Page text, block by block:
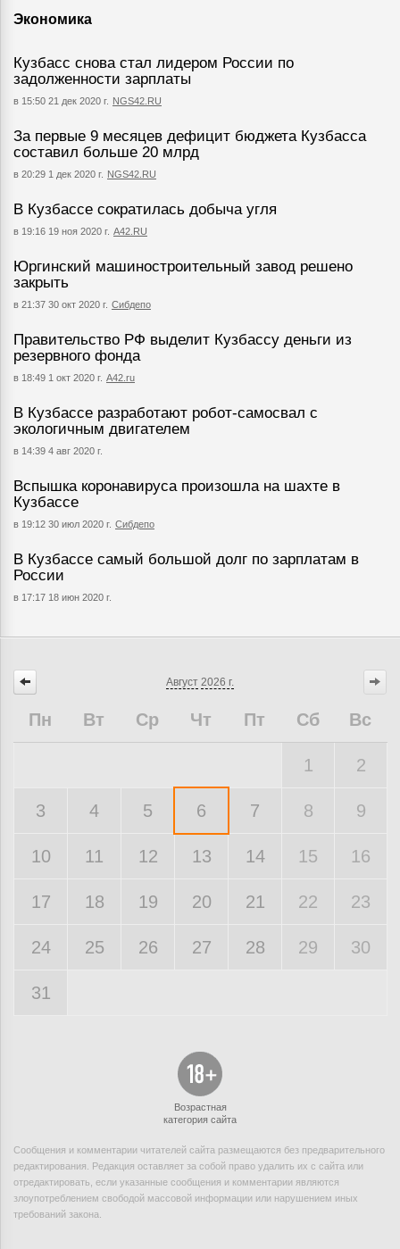
Экономика
Кузбасс снова стал лидером России по
задолженности зарплаты
в 15:50 21 дек 2020 г. NGS42.RU
За первые 9 месяцев дефицит бюджета Кузбасса
составил больше 20 млрд
в 20:29 1 дек 2020 г. NGS42.RU
В Кузбассе сократилась добыча угля
в 19:16 19 ноя 2020 г. А42.RU
Юргинский машиностроительный завод решено
закрыть
в 21:37 30 окт 2020 г. Сибдепо
Правительство РФ выделит Кузбассу деньги из
резервного фонда
в 18:49 1 окт 2020 г. A42.ru
В Кузбассе разработают робот-самосвал с
экологичным двигателем
в 14:39 4 авг 2020 г.
Вспышка коронавируса произошла на шахте в
Кузбассе
в 19:12 30 июл 2020 г. Сибдепо
В Кузбассе самый большой долг по зарплатам в
России
в 17:17 18 июн 2020 г.
Август 2026 г.
Пн Вт Ср Чт Пт Сб Вс
1 2
3 4 5 6 7 8 9
10 11 12 13 14 15 16
17 18 19 20 21 22 23
24 25 26 27 28 29 30
31
Возрастная
категория сайта
Сообщения и комментарии читателей сайта размещаются без предварительного
редактирования. Редакция оставляет за собой право удалить их с сайта или
отредактировать, если указанные сообщения и комментарии являются
злоупотреблением свободой массовой информации или нарушением иных
требований закона.